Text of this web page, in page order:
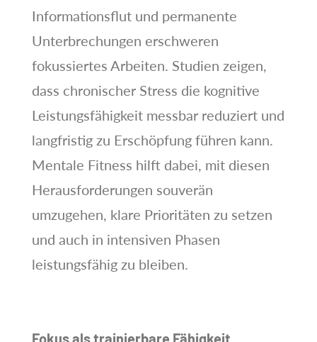
Informationsflut und permanente
Unterbrechungen erschweren
fokussiertes Arbeiten. Studien zeigen,
dass chronischer Stress die kognitive
Leistungsfähigkeit messbar reduziert und
langfristig zu Erschöpfung führen kann.
Mentale Fitness hilft dabei, mit diesen
Herausforderungen souverän
umzugehen, klare Prioritäten zu setzen
und auch in intensiven Phasen
leistungsfähig zu bleiben.
Fokus als trainierbare Fähigkeit